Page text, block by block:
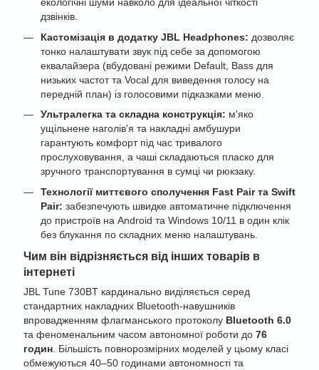
екологічні шуми навколо для ідеальної чіткості
дзвінків.
Кастомізація в додатку JBL Headphones: дозволяє
тонко налаштувати звук під себе за допомогою
еквалайзера (вбудовані режими Default, Bass для
низьких частот та Vocal для виведення голосу на
передній план) із голосовими підказками меню.
Ультралегка та складна конструкція: м'яко
ущільнене наголів'я та накладні амбушури
гарантують комфорт під час тривалого
прослуховування, а чаші складаються пласко для
зручного транспортування в сумці чи рюкзаку.
Технології миттєвого сполучення Fast Pair та Swift
Pair: забезпечують швидке автоматичне підключення
до пристроїв на Android та Windows 10/11 в один клік
без блукання по складних меню налаштувань.
Чим він відрізняється від інших товарів в
інтернеті
JBL Tune 730BT кардинально виділяється серед
стандартних накладних Bluetooth-навушників
впровадженням флагманського протоколу Bluetooth 6.0
та феноменальним часом автономної роботи до 76
годин. Більшість повнорозмірних моделей у цьому класі
обмежуються 40–50 годинами автономності та